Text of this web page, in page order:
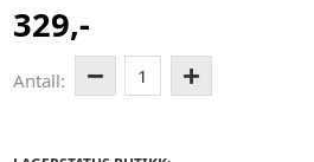
329,-
Antall: 1